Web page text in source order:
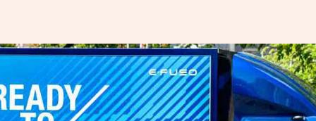
AEO
Incompany- en